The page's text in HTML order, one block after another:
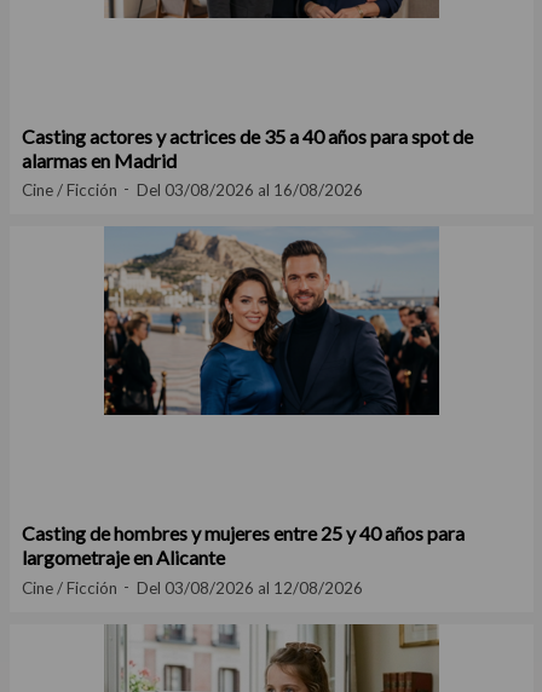
Casting actores y actrices de 35 a 40 años para spot de
alarmas en Madrid
Cine / Ficción Del 03/08/2026 al 16/08/2026
Casting de hombres y mujeres entre 25 y 40 años para
largometraje en Alicante
Cine / Ficción Del 03/08/2026 al 12/08/2026